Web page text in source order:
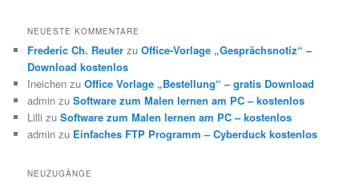
NEUESTE KOMMENTARE
Frederic Ch. Reuter zuOffice-Vorlage „Gesprächsnotiz“ –
Download kostenlos
Ineichen zuOffice Vorlage „Bestellung“ – gratis Download
admin zuSoftware zum Malen lernen am PC – kostenlos
Lilli zuSoftware zum Malen lernen am PC – kostenlos
admin zu Einfaches FTP Programm – Cyberduck kostenlos
NEUZUGÄNGE